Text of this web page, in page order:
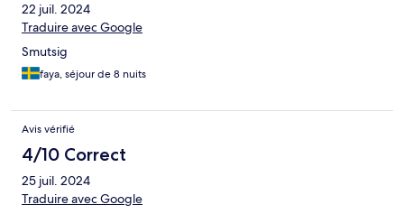
22 juil. 2024
Traduire avec Google
Smutsig
faya, séjour de 8 nuits
Avis vérifié
4/10 Correct
25 juil. 2024
Traduire avec Google